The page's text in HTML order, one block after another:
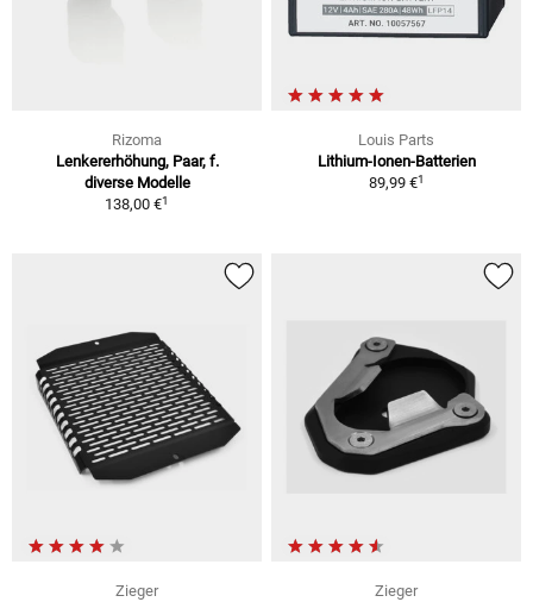
Rizoma
Lenkererhöhung, Paar, f.
diverse Modelle
138,00 €1
Louis Parts
Lithium-Ionen-Batterien
89,99 €1
Zieger
Zieger